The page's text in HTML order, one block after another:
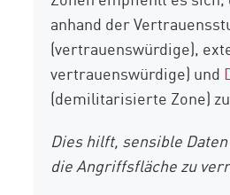
anhand der
(vertrauenswürdige),
vertrauenswürdige) und
(demilitarisierte Zone)
Dies hilft, sensible
die Angriffsfläche zu